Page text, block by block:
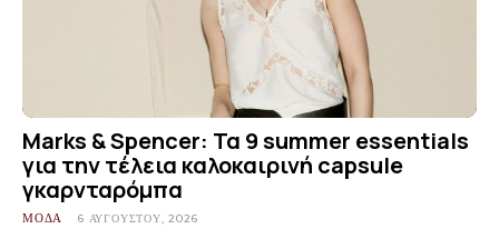
Marks & Spencer: Τα 9 summer essentials
για την τέλεια καλοκαιρινή capsule
γκαρνταρόμπα
ΜΟΔΑ 6 ΑΥΓΟΎΣΤΟΥ, 2026